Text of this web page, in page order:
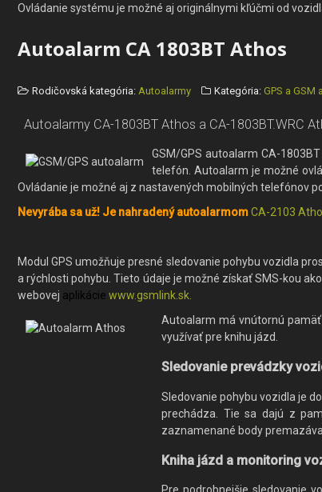
Ovládanie systému je možné aj originálnymi kľúčmi od
Autoalarm CA 1803BT Athos
Rodičovská kategória: Autoalarmy Kategória: GPS a GSM
Autoalarmy CA-1803BT Athos a CA-1803BT.WRC
GSM/GPS autoalarm CA-
telefón. Autoalarm je možné
Ovládanie je možné aj z nastavených mobilných telefónov
Nevyrába sa už! Je nahradený autoalarmomCA-2103
Modul GPS umožňuje presné sledovanie pohybu vozidla
a rýchlosti pohybu. Tieto údaje je možné získať SMS-kou
webovej aplikácie www.gsmlink.sk.
Autoalarm má vnútornú
využívať pre knihu jázd.
Sledovanie prevádzky
Sledovanie pohybu vozidla je
prechádza. Tie sa dajú z
zaznamenané body
Kniha jázd a monitoring